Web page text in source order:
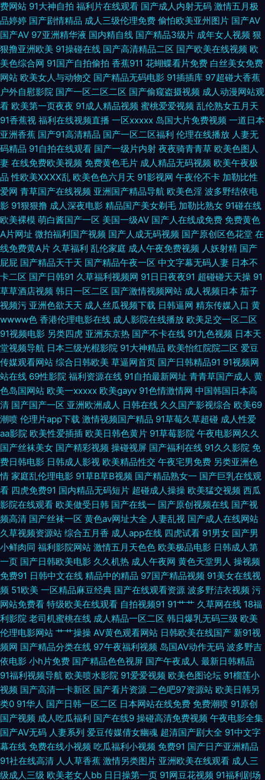
精品久久免费 精品久久一 黄色厂库 国产久久青草 海角社区在线视频福利 亚
洲狼友 亚洲精品二区无码 99视频精品 内射人妻14p 91黑料在线视频白丝 国
产欧美岛国 91白丝在线抄 欧美最新精品一区 91国产丝袜麻豆系列 加勒比性
爱资源 国产在线ts在线 91草吧 91爱爱情色视频 国产视频社区论坛 豆花直播
视频网站 久久伊人av一起 精品国产不卡一区 91性爰 91国标精品 亚洲在线
97av 欧美色网国产探花 欧美α√ 国产婷婷操逼视频 老湿机欧美视频 欧美性
交A 日韩国产在线 婷婷蜜桃久久伊人 色资源在线 婷婷五月天男人av 91av操
操操 一区二区伦理剧 91成人在线免费视频 91N视频免费看 五月激情不卡一
区 先锋影音av资源网 少妇系列 综合狠狠操 91九色蝌蚪幼师 成人豆麻网 色
婷婷日韩av电影 久肏日韩 高清打炮视频 久草网AⅤ电影 玖玖热资源 丝袜精
品一区在线 影音先锋亚洲AV无码 91原创大神在线观看 成人av影院在线导航
东京热在线网址蜜桃 91成人电影 超碰毛爽操 欧美淫啪啪重囗味合集 91麻豆
精品国产 婷婷深爱五月激情 91熟女丝袜资源 久久超碰成人91 尤物视频在线
一区 东方av在线网 日本少妇黑森林17p 91免费视频论坛 久久超碰福利 亚洲
欧美色图导航 91在线视频合集 另类欧美日韩 91做爱视频 午夜宅男女看片视
频 爱福利视频 青青艹AV 91蜜臀精品视频 国际自在自拍 亚洲美成人网
www91福利 欧美性人妖 91久久蜜桃网 狠狠干日 性色四虎五月天 91最新网
页 久久伊人青 91福利导航大全 国产91AV福利 色五月成人导航 91熟女丝袜
福利 久久黄片91 1024视频导航 成人福利视频在线导航 色干日p视频 91熟妇
视频在线 内射人妻14p 91国产精品三级蜜臀 黄色片91 亚洲特色色情三级毛
片 国产第二页 午夜香蕉少妇A片视频 99中文字幕在线视频 四虎淫网在线 操
碰在线 综合91超碰操 超碰人人妻 国产91传媒 午夜三级代理 AVAV综合网 欧
洲精品 91狼友综合在线 国内日本韩国欧美91 91福利社 国语视频在线三区 中
文无码日韩欧 成人男人影院 91麻豆国产 久久精品8 91爆操黑丝美女 福利看
片 首页资源吧!A片 阿V视频在线观看日韩 视频在线91 91玉足 日本ar不卡 91
热爆 久久级强奸 91叉啊插 福利导航网 手机福利AV 91探花传媒网站 婷婷五
费网站 91大神自拍 福利片在线观看 国产成人内射无码 激情五月极
品婷婷 国产剧情精品 成人三级伦理免费 偷怕欧美亚州图片 国产AV
国产AV 97亚洲精华液 国内精自线 国产精品3级片 成年女人视频 狠
狠撸亚洲欧美 91操碰在线 国产高清精品二区 国产欧美在线视频 欧
美色综合网 91国产自拍偷拍 香蕉911 花蝴蝶看片免费 白丝美女免费
网站 欧美女人与动物交 国产精品无码电影 91插插库 97超碰大香蕉
户外自慰影院 国产一区二区二区 国产偷窥盗摄视频 成人动漫网站观
看 欧美第一页夜夜 91成人精品视频 蜜桃爱爱视频 乱伦熟女五月天
91香蕉视 福利在线视频直播 一区xxxxx 岛国大片免费视频 一道日本
亚洲香蕉 国产91高清精品 国产一区二区福利 伦理在线播放 人妻无
码精品 91自拍在线观看 国产一级片内射 夜夜骑青青草 欧美色图人
妻 在线免费欧美视频 免费黄色毛片 成人精品无码视频 欧美午夜极
品 性欧美ⅩⅩⅩⅩ乱 欧美色色六月天 91影视网 午夜伦不卡 加勒比性
爱网 青草国产在线视频 亚洲国产精品导航 欧美色淫 波多野结依电
影 91狠狠撸 成人深夜电影 精品国产美女剃毛 加勒比熟女 91碰在线
欧美裸模 萌白酱国产一区 美国一级AV 国产人在线成免费 免费黄色
A片网址 微拍福利国产视频 国产人成无码视频 国产原创区色花堂 在
线免费黄A片 久草福利 乱伦家庭 成人午夜免费视频 人妖射精 国产
屁屁 国产精品天干天 国产精品午夜一区 中文字幕无码人妻 日本不
卡二区 国产日韩91 久草福利视频网 91日日夜夜91 超碰碰天天操 91
草草酒店视频 韩日一区二区 国产激情视频网站 成人视频日本 茄子
视频污 亚洲色欲天天 成人丝瓜视频下载 日韩逼网 精东传媒入口 黄
wwww色 香港伦理电影在线 成人影院在线播放 欧美足交一区二区
91视频电影 另类四虎 亚洲东京热 国产不卡在线 91九色视频 日本天
堂视频导航 日本三级光棍影院 91大神精品 欧美怡红院院二区 爱豆
传媒观看网站 综合日韩欧美 草逼网首页 国产日韩精品91 91视频网
站在线 69性影院 福利资源在线 91自拍最新网址 青青草国产成人 黄
色岛国网站 欧美一xxxxx 欧美gayv 91色情激情网 中国韩国日本高
清 国产国产一区 亚洲欧洲成人 日韩在线 久久国产影视综合 欧美69
潮喷 伦理片app下载 激情视频国产精品 91草莓久草超碰 成人性爱
aa影院 欧美性爱插插 欧美日韩色黄片 91草莓影院 午夜电影网久久
国产丝袜美女 国产精彩视频 操碰视屏 国产福利在线 91久久影院 免
费日韩电影 日韩成人影视 欧美精品性交 午夜宅男免费 另类亚洲色
情 家庭乱伦理电影 91草B草B视频 国产精品熟女一 国产巨乳在线观
看 四虎免费91 国内精品无码短片 超碰成人操操 欧美猛交视频 西瓜
影院在线观看 欧美做受日韩 国产在线一 国产原创视频在线 国产视
频高清 国产丝袜一区 黄色av网址大全 人妻乱视 国产成人在线网站
久草视频资源站 综合五月香 成人app在线 四虎试看 91男女 国产男
小鲜肉同 福利影院网站 激情五月天色色 欧美极品电影 日韩成人第
一页 国产日韩欧美电影 久久机热 成人午夜网 黄色天堂男人 操视频
免费91 日韩中文在线 精品中的精品 97国产精品视频 91美女在线视
频 51欧美 一区精品麻豆经典 国产在线观看资源 波多野洁衣视频 污
网站免费看 特级欧美在线观看 自拍视频91 91艹艹 久草网在线 18福
利影院 老司机蜜桃在线 成人精品一区二区 韩日爆乳无码三级 欧美
伦理电影网站 艹艹操操 AV黄色观看网站 日韩欧美在线国产 新91视
频网 国产精品分类在线 97午夜福利视频 岛国AV动作无码 波多野吉
依电影 小h片免费 国产精品色色视屏 国产午夜成人 最新日韩精品
91福利视频导航 欧美喷水影院 91爱爱视频 欧美色图论坛 91榴莲小
视频 国产高清一卡新区 国产看片资源 二色吧97资源站 欧美日韩另
类0 91华人 国产日韩一区二区 日本网站在线免费 免费潮喷 91原创
国产视频 成人吃瓜福利 国产在线9 操碰高清免费视频 午夜电影全集
国产AV无码 人妻系列 爱豆传媒倩女幽魂 超清国产剧大全 91中文字
幕在线 免费在线小视频 吃瓜福利小视频 免费91 国产日产亚洲精品
91社在线高清 人人草香蕉 激情另类图片 亚洲欧美在线观看 成人三
级成人三级 欧美老女人bb 日日操第一页 91网豆花视频 91福利剧场